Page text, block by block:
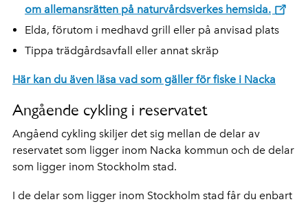
om allemansrätten på naturvårdsverkes hemsida.
Elda, förutom i medhavd grill eller på anvisad plats
Tippa trädgårdsavfall eller annat skräp
Här kan du även läsa vad som gäller för fiske i Nacka
Angående cykling i reservatet
Angåend cykling skiljer det sig mellan de delar av
reservatet som ligger inom Nacka kommun och de delar
som ligger inom Stockholm stad.
I de delar som ligger inom Stockholm stad får du enbart